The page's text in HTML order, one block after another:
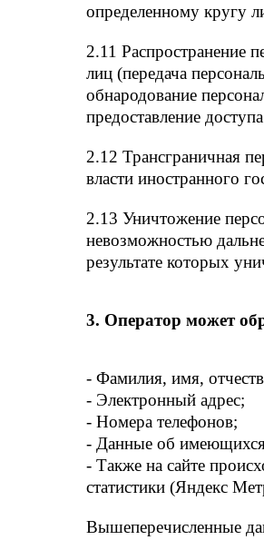
определенному кругу
2.11 Распространение
лиц (передача
обнародование
предоставление
2.12 Трансграничная
власти иностранного
2.13 Уничтожение
невозможностью
результате которых
3. Оператор может
- Фамилия, имя,
- Электронный адрес;
- Номера телефонов;
- Данные об имеющихся
- Также на сайте
статистики (Яндекс
Вышеперечисленные